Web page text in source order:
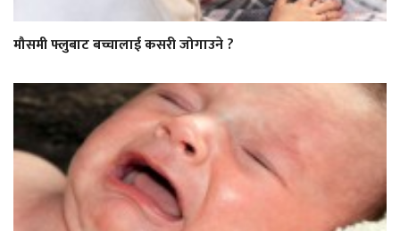
मौसमी फ्लुबाट बच्चालाई कसरी जोगाउने ?